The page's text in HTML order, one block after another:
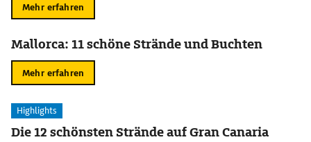
Mehr erfahren
Mallorca: 11 schöne Strände und Buchten
Mehr erfahren
Highlights
Die 12 schönsten Strände auf Gran Canaria